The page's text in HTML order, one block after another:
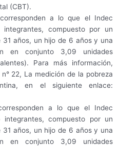
(CBT).
a lo que el Indec
compuesto por un
años, un hijo de 6 años y una
en conjunto 3,09 unidades
Para más información,
22, La medición de la pobreza
en el siguiente enlace:
a lo que el Indec
compuesto por un
años, un hijo de 6 años y una
en conjunto 3,09 unidades